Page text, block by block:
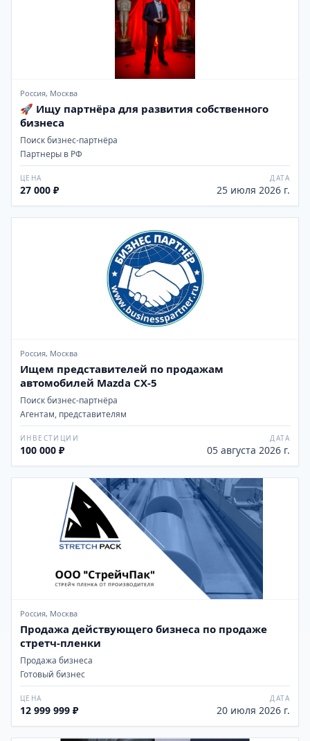
Россия, Москва
🚀 Ищу партнёра для развития собственного
бизнеса
Поиск бизнес-партнёра
Партнеры в РФ
ЦЕНА
27 000 ₽
ДАТА
25 июля 2026 г.
Россия, Москва
Ищем представителей по продажам
автомобилей Mazda CX-5
Поиск бизнес-партнёра
Агентам, представителям
ИНВЕСТИЦИИ
100 000 ₽
ДАТА
05 августа 2026 г.
Россия, Москва
Продажа действующего бизнеса по продаже
стретч-пленки
Продажа бизнеса
Готовый бизнес
ЦЕНА
12 999 999 ₽
ДАТА
20 июля 2026 г.